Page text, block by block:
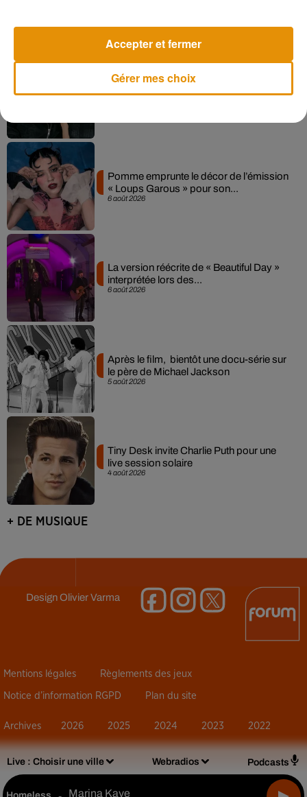
Live : Choisir une ville Webradios Podcasts
Marina Kaye
Angèle et Amélie Lens dévoilent leur
collaboration tant attendue
6 août 2026
Pomme emprunte le décor de l’émission
« Loups Garous » pour son...
6 août 2026
La version réécrite de « Beautiful Day »
interprétée lors des...
5 août 2026
Après le film, bientôt une docu-série sur
le père de Michael Jackson
4 août 2026
Tiny Desk invite Charlie Puth pour une
live session solaire
+ DE MUSIQUE
DesignOlivier Varma
Mentions légales Règlements des jeux
Notice d’information RGPD Plan du site
Archives 2026 2025 2024 2023 2022
Gérer mes choix
Accepter et fermer